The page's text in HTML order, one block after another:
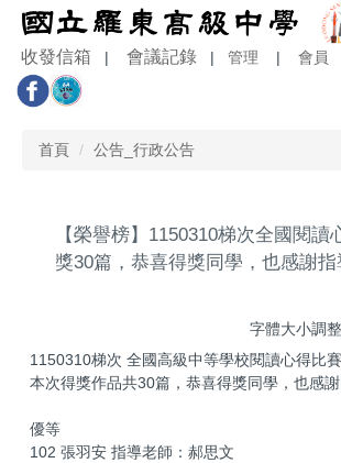
跳
到
主
要
內
收發信箱 會議記錄 管理 會員
首頁 公告_行政公告
【榮譽榜】1150310梯次全國閱讀
獎30篇，恭喜得獎同學，也感謝指
字體大小調整
1150310梯次 全國高級中等學校閱讀心得比
本次得獎作品共30篇，恭喜得獎同學，也感謝
優等
102 張羽安 指導老師：郝思文